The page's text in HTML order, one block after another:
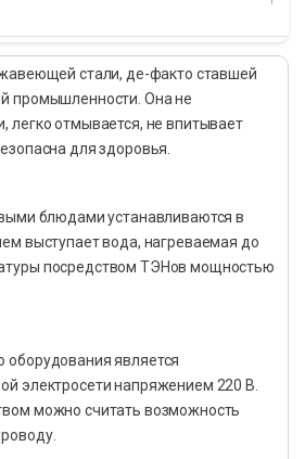
стали, де-факто ставшей
промышленности. Она не
легко отмывается, не впитывает
для здоровья.
блюдами устанавливаются в
выступает вода, нагреваемая до
посредством ТЭНов мощностью
оборудования является
электросети напряжением 220 В.
можно считать возможность